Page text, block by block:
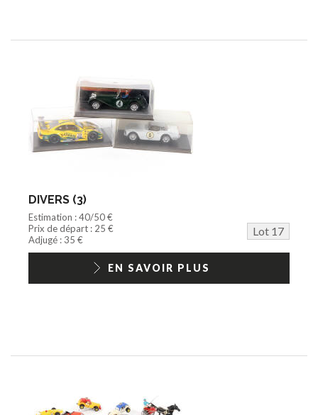
DIVERS (3)
Estimation : 40/50 €
Prix de départ : 25 €
Lot 17
Adjugé : 35 €
EN SAVOIR PLUS